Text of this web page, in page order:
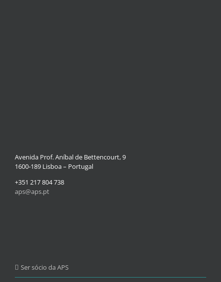
Avenida Prof. Aníbal de Bettencourt, 9
1600-189 Lisboa – Portugal
+351 217 804 738
aps@aps.pt
Ser sócio da APS